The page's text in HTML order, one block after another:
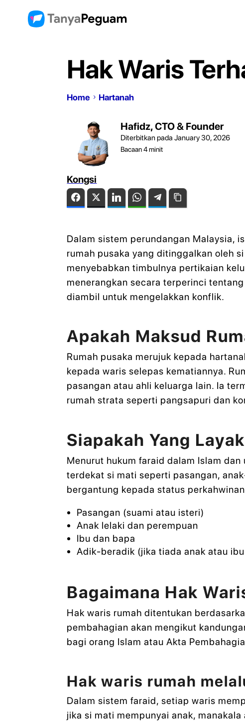
Hak Waris
Home Hartanah
Hafidz, CTO & Founder
Diterbitkan pada January 30, 2026
Bacaan4minit
Kongsi
FacebookTwitter LinkedIn WhatsAppTelegram
Dalam sistem perundangan Malaysia,
rumah pusaka yang ditinggalkan oleh
menyebabkan timbulnya pertikaian
menerangkan secara terperinci
diambil untuk mengelakkan konflik.
Apakah Maksud
Rumah pusaka merujuk kepada
kepada waris selepas kematiannya.
pasangan atau ahli keluarga lain. Ia
rumah strata seperti pangsapuri dan
Siapakah Yang
Menurut hukum faraid dalam Islam
terdekat si mati seperti pasangan,
bergantung kepada status
Pasangan (suami atau isteri)
Anak lelaki dan perempuan
Ibu dan bapa
Adik-beradik (jika tiada anak atau
Bagaimana Hak
Hak waris rumah ditentukan
pembahagian akan mengikut
bagi orang Islam atau Akta
Hak waris rumah
Dalam sistem faraid, setiap waris
jika si mati mempunyai anak,